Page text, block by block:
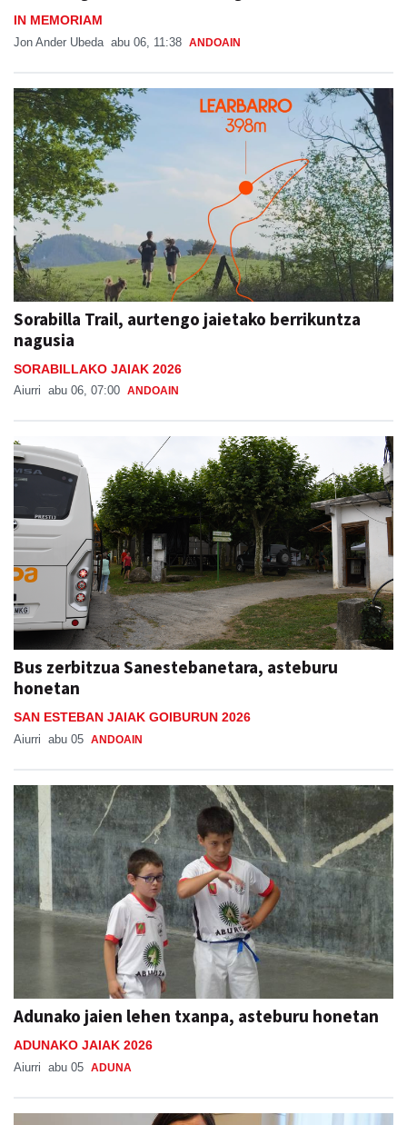
IN MEMORIAM
Jon Ander Ubeda abu 06, 11:38 ANDOAIN
Sorabilla Trail, aurtengo jaietako berrikuntza
nagusia
SORABILLAKO JAIAK 2026
Aiurri abu 06, 07:00 ANDOAIN
Bus zerbitzua Sanestebanetara, asteburu
honetan
SAN ESTEBAN JAIAK GOIBURUN 2026
Aiurri abu 05 ANDOAIN
Adunako jaien lehen txanpa, asteburu honetan
ADUNAKO JAIAK 2026
Aiurri abu 05 ADUNA